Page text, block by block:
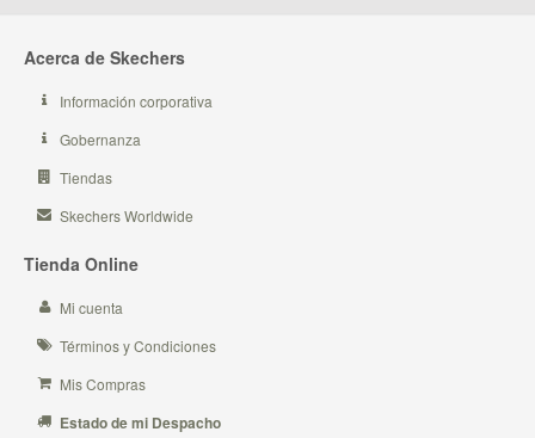
Acerca de Skechers
Información corporativa
Gobernanza
Tiendas
Skechers Worldwide
Tienda Online
Mi cuenta
Términos y Condiciones
Mis Compras
Estado de mi Despacho